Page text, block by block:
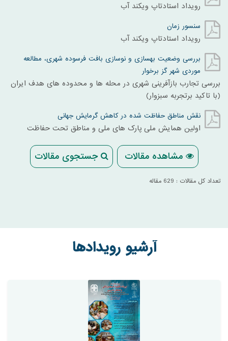
رویداد استادتاپ ویکند آب
سنسور زمان
رویداد استادتاپ ویکند آب
بررسی وضعیت بهسازی و نوسازی بافت فرسوده شهری، مطالعه
موردی شهر گز برخوار
بررسی تجارب بازآفرینی شهری در محله ها و محدوده های هدف ایران
(با تاکید برتجربه سبزوار)
نقش مناطق حفاظت شده در کاهش گرمایش جهانی
اولین همایش ملی پارک های ملی و مناطق تحت حفاظت
مشاهده مقالات جستجوی مقالات
تعداد کل مقالات : 629 مقاله
آرشیو رویدادها